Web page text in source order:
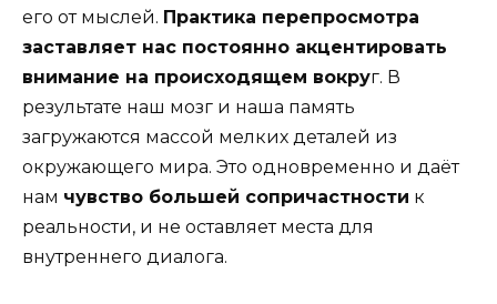
его от мыслей. Практика перепросмотра
заставляет нас постоянно акцентировать
внимание на происходящем вокруг. В
результате наш мозг и наша память
загружаются массой мелких деталей из
окружающего мира. Это одновременно и даёт
нам чувство большей сопричастности к
реальности, и не оставляет места для
внутреннего диалога.